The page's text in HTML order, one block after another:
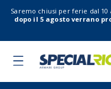
Saremo chiusi per ferie dal 10
dopo il 5 agosto verrano
Toggle